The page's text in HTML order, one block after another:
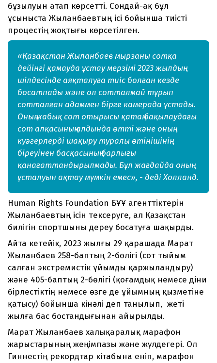
бұзылуын атап көрсетті. Сондай-ақ бұл
ұсыныста Жыланбаевтың ісі бойынша тиісті
процестің жоқтығы көрсетілген.
«Қазақстан Жыланбаев мырзаны сотқа
дейінгі қамауда ұстау мерзімі 2023 жылдың
шілдесінде аяқталуға тиіс болған кезде
босатпады және ол сотталмай тұрып
сотталған адаммен бірге камерада ұстады.
Оның жабық сот отырысы қатаң бақылаудағы
сот алқасының алдында өтті және оның
куәгерлерді шақыру туралы өтінішінің
біреуінен басқасының барлығы
қанағаттандырылмады. Бұл жағдайда оның
ұсталуын ақтау мүмкін емес», - деді Холланд.
Human Rights Foundation БҰҰ агенттіктерін
Жыланбаевтың ісін тексеруге, ал Қазақстан
билігін спортшыны дереу босатуға шақырды.
Айта кетейік, 2023 жылғы 29 қарашада Марат
Жыланбаев 258-баптың 2-бөлігі (сот тыйым
салған экстремистік ұйымды қаржыландыру)
және 405-баптың 2-бөлігі (қоғамдық немесе діни
бірлестіктің немесе өзге де ұйымның қызметіне
қатысу) бойынша кінәлі деп танылып, жеті
жылға бас бостандығынан айырылды.
Марат Жыланбаев халықаралық марафон
жарыстарының жеңімпазы және жүлдегері. Ол
Гиннестің рекордтар кітабына еніп, марафон